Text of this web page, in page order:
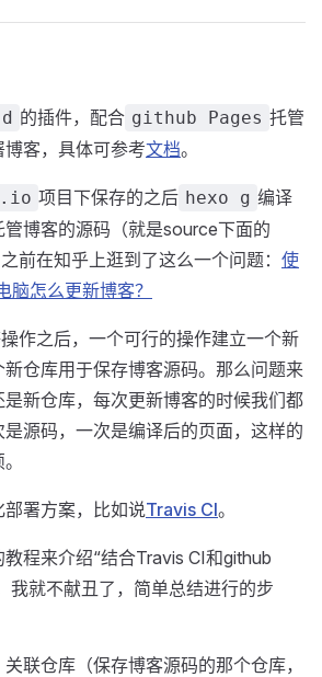
的插件，配合 github Pages 托管
客，具体可参考文档。
项目下保存的之后 hexo g 编译
博客的源码（就是source下面的
前在知乎上逛到了这么一个问题： 使
怎么更新博客？
作之后，一个可行的操作建立一个新
仓库用于保存博客源码。那么问题来
新仓库，每次更新博客的时候我们都
源码，一次是编译后的页面，这样的
署方案，比如说Travis CI。
程来介绍“结合Travis CI和github
我就不献丑了，简单总结进行的步
联仓库（保存博客源码的那个仓库，